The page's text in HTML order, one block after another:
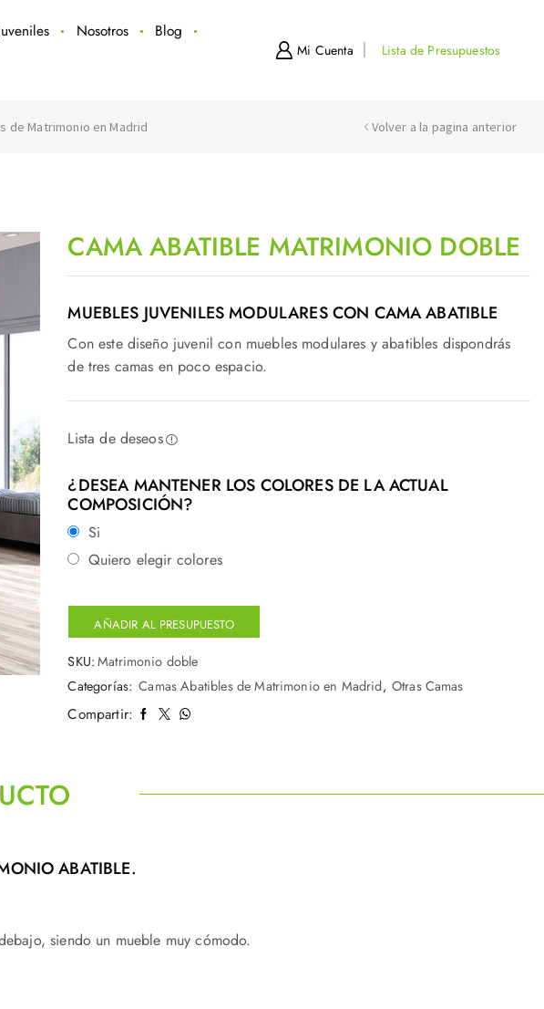
Nosotros
Blog
Mi Cuenta Lista de Presupuestos
de Matrimonio en Madrid Volver a la pagina anterior
CAMA ABATIBLE MATRIMONIO DOBLE
MUEBLES JUVENILES MODULARES CON CAMA ABATIBLE
Con este diseño juvenil con muebles modulares y abatibles dispondrás
de tres camas en poco espacio.
Lista de deseos
¿DESEA MANTENER LOS COLORES DE LA ACTUAL
COMPOSICIÓN?
Si
Quiero elegir colores
AÑADIR AL PRESUPUESTO
SKU: Matrimonio doble
Categorías: Camas Abatibles de Matrimonio en Madrid, Otras Camas
Compartir:
ABATIBLE.
siendo un mueble muy cómodo.